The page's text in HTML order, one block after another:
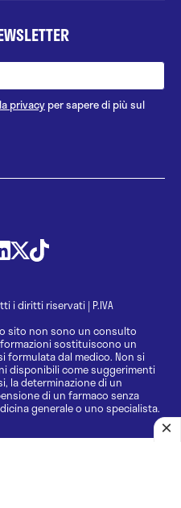
privacy per sapere di più sul
i diritti riservati | P.IVA
sito non sono un consulto
sostituiscono un
formulata dal medico. Non si
disponibili come suggerimenti
la determinazione di un
di un farmaco senza
generale o uno specialista.